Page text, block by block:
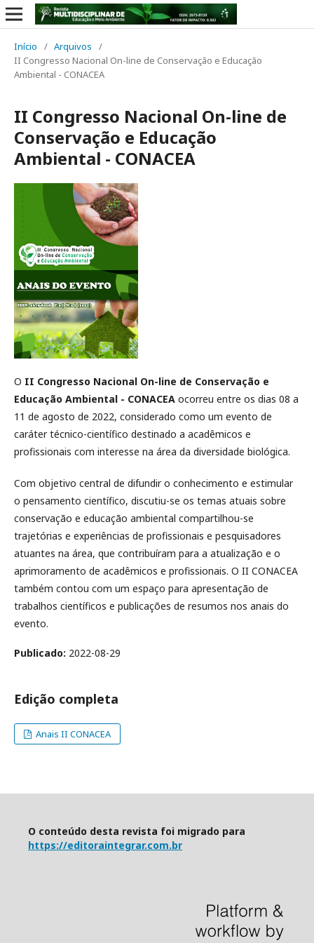
Início / Arquivos
/
II Congresso Nacional On-line de Conservação e Educação
Ambiental - CONACEA
II Congresso Nacional On-line de
Conservação e Educação
Ambiental - CONACEA
O II Congresso Nacional On-line de Conservação e
Educação Ambiental - CONACEA ocorreu entre os dias 08 a
11 de agosto de 2022, considerado como um evento de
caráter técnico-científico destinado a acadêmicos e
profissionais com interesse na área da diversidade biológica.
Com objetivo central de difundir o conhecimento e estimular
o pensamento científico, discutiu-se os temas atuais sobre
conservação e educação ambiental compartilhou-se
trajetórias e experiências de profissionais e pesquisadores
atuantes na área, que contribuíram para a atualização e o
aprimoramento de acadêmicos e profissionais. O II CONACEA
também contou com um espaço para apresentação de
trabalhos científicos e publicações de resumos nos anais do
evento.
Publicado: 2022-08-29
Edição completa
Anais II CONACEA
O conteúdo desta revista foi migrado para
https://editoraintegrar.com.br